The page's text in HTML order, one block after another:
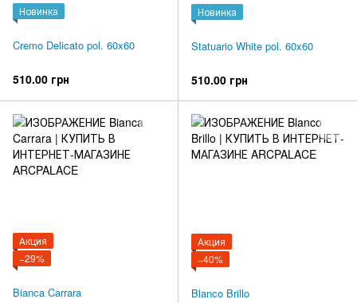
Новинка
Cremo Delicato pol. 60x60
510.00 грн
Новинка
Statuario White pol. 60x60
510.00 грн
Акция
−29%
Bianca Carrara
Акция
−40%
Blanco Brillo